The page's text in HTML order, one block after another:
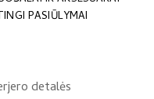
PASIŪLYMAI
detalės